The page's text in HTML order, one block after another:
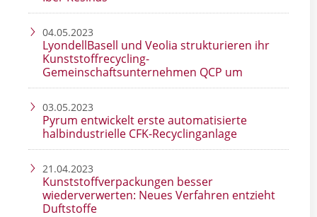
04.05.2023
LyondellBasell und Veolia strukturieren ihr
Kunststoffrecycling-
Gemeinschaftsunternehmen QCP um
03.05.2023
Pyrum entwickelt erste automatisierte
halbindustrielle CFK-Recyclinganlage
21.04.2023
Kunststoffverpackungen besser
wiederverwerten: Neues Verfahren entzieht
Duftstoffe